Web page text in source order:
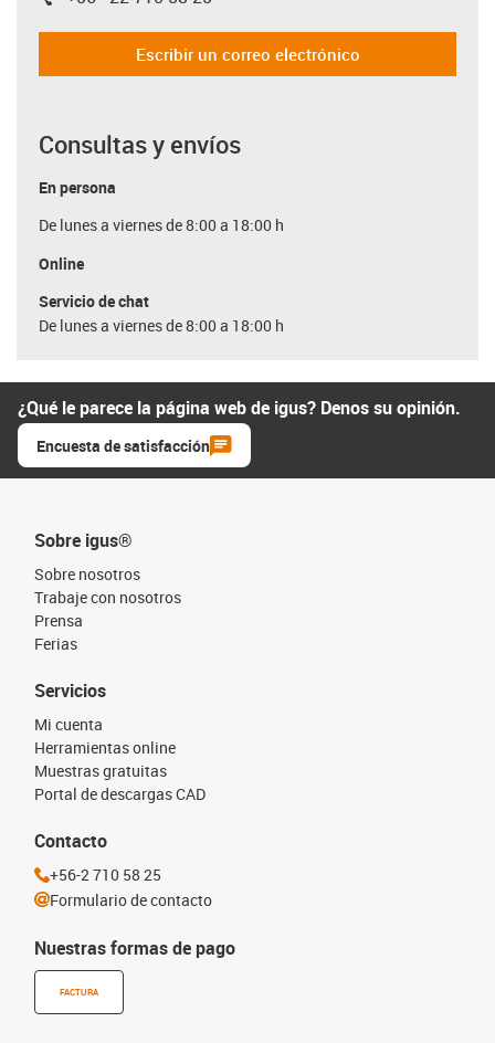
Escribir un correo electrónico
Consultas y envíos
En persona
De lunes a viernes de 8:00 a 18:00 h
Online
Servicio de chat
De lunes a viernes de 8:00 a 18:00 h
¿Qué le parece la página web de igus? Denos su opinión.
Encuesta de satisfacción
Sobre igus®
Sobre nosotros
Trabaje con nosotros
Prensa
Ferias
Nuestras formas de pago
FACTURA
Servicios
Mi cuenta
Herramientas online
Muestras gratuitas
Portal de descargas CAD
Contacto
+56-2 710 58 25
Formulario de contacto